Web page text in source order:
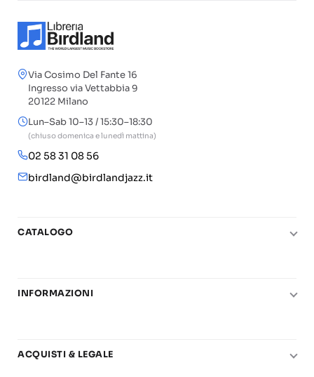
Via Cosimo Del Fante 16
Ingresso via Vettabbia 9
20122 Milano
Lun–Sab 10–13 / 15:30–18:30
(chiuso domenica e lunedì mattina)
02 58 31 08 56
birdland@birdlandjazz.it
CATALOGO
Chitarra
Basi play-along
INFORMAZIONI
Carta del Docente
ACQUISTI & LEGALE